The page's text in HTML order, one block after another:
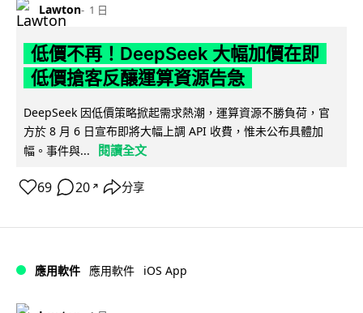
Lawton 1 日
低價不再！DeepSeek 大幅加價在即
低價搶客反釀運算資源告急
DeepSeek 因低價策略掀起需求熱潮，運算資源不勝負荷，官
方於 8 月 6 日宣布即將大幅上調 API 收費，惟未公布具體加
幅。事件與...
閱讀全文
69 20 ↗ 分享
應用軟件 應用軟件 iOS App